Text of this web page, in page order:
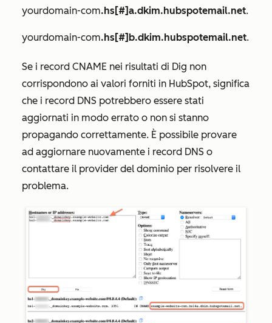
yourdomain-com.hs[#]a.dkim.hubspotemail.net.
yourdomain-com.hs[#]b.dkim.hubspotemail.net.
Se i record CNAME nei risultati di Dig non
corrispondono ai valori forniti in HubSpot, significa
che i record DNS potrebbero essere stati
aggiornati in modo errato o non si stanno
propagando correttamente. È possibile provare
ad aggiornare nuovamente i record DNS o
contattare il provider del dominio per risolvere il
problema.